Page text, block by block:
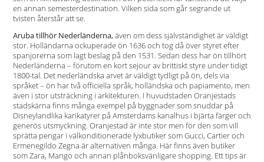
en annan semesterdestination. Vilken sida som går segrande ut
tvisten återstår att se.
Aruba tillhör Nederländerna,även om dess självständighet är väldigt
stor. Holländarna ockuperade ön 1636 och tog då över styret efter
spanjorerna som lagt beslag på den 1531. Sedan dess har ön tillhört
Nederländerna – förutom en kort sejour av brittiskt styre under tidigt
1800-tal. Det nederländska arvet är väldigt tydligt på ön, dels via
språket – ön har två officiella språk, holländska och papiamento, men
även i stor utsträckning i arkitekturen. I huvudstaden Oranjestads
stadskärna finns många exempel på byggnader som snuddar på
Disneylandlika karikatyrer på Amsterdams kanalhus i bjärta färger och
generös utsmyckning. Oranjestad är inte stor men för den som vill
sprätta pengar i välkonditionerade lyxbutiker som Gucci, Cartier och
Ermenegildo Zegna är alternativen många. Här finns även butiker
som Zara, Mango och annan plånboksvänligare shopping. Ett tips är